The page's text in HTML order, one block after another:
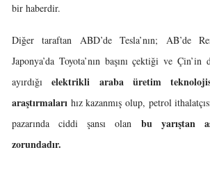
bir haberdir.
Diğer taraftan ABD’de Tesla’nın; AB’de
Japonya’da Toyota’nın başını çektiği ve
ayırdığıelektrikli araba üretim
araştırmaları hız kazanmış olup, petrol
pazarında ciddi şansı olan bu yarıştan
zorundadır.